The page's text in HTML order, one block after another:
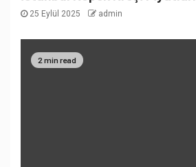
25 Eylül 2025 admin
2 min read